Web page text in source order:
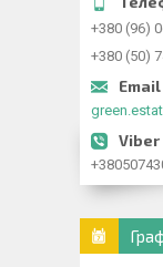
+380 (96)
+380 (50)